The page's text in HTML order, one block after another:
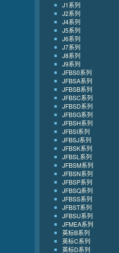
J1系列
J2系列
J4系列
J5系列
J6系列
J7系列
J8系列
J9系列
JFBS0系列
JFBSA系列
JFBSB系列
JFBSC系列
JFBSD系列
JFBSG系列
JFBSH系列
JFBSI系列
JFBSJ系列
JFBSK系列
JFBSL系列
JFBSM系列
JFBSN系列
JFBSP系列
JFBSQ系列
JFBSS系列
JFBST系列
JFBSU系列
JFMEA系列
英标B系列
英标C系列
英标D系列